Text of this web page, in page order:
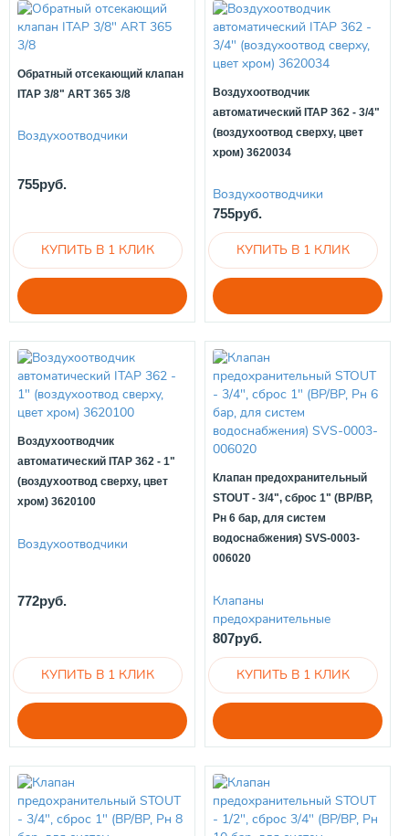
Обратный отсекающий клапан
ITAP 3/8" ART 365 3/8
Воздухоотводчики
755руб.
Воздухоотводчик
автоматический ITAP 362 - 3/4"
(воздухоотвод сверху, цвет
хром) 3620034
Воздухоотводчики
755руб.
Воздухоотводчик
автоматический ITAP 362 - 1"
(воздухоотвод сверху, цвет
хром) 3620100
Воздухоотводчики
772руб.
Клапан предохранительный
STOUT - 3/4", сброс 1" (ВР/ВР,
Рн 6 бар, для систем
водоснабжения) SVS-0003-
006020
Клапаны
предохранительные
807руб.